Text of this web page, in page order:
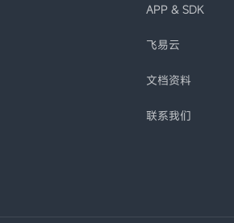
APP & SDK
飞易云
文档资料
联系我们